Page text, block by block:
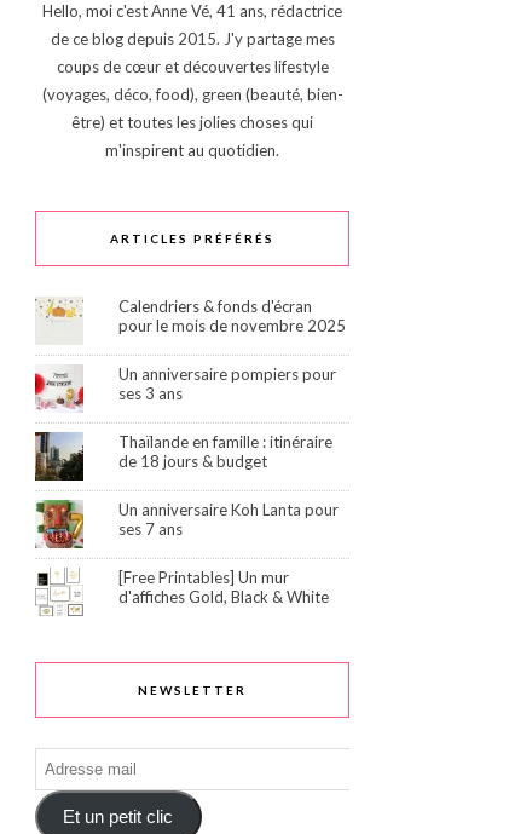
Hello, moi c'est Anne Vé, 41 ans, rédactrice
de ce blog depuis 2015. J'y partage mes
coups de cœur et découvertes lifestyle
(voyages, déco, food), green (beauté, bien-
être) et toutes les jolies choses qui
m'inspirent au quotidien.
ARTICLES PRÉFÉRÉS
Calendriers & fonds d'écran
pour le mois de novembre 2025
Un anniversaire pompiers pour
ses 3 ans
Thaïlande en famille : itinéraire
de 18 jours & budget
Un anniversaire Koh Lanta pour
ses 7 ans
[Free Printables] Un mur
d'affiches Gold, Black & White
NEWSLETTER
Adresse
mail
Et un petit clic